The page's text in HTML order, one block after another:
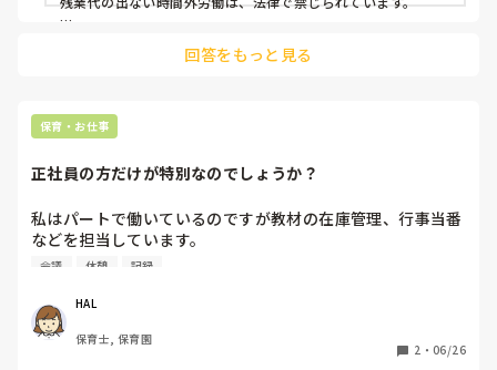
いつまでそんな考えで働かせているんですか？ヤバいです。
なんなら、自分で時間を見つけてやる！というのも上司のマネ
ジメント放棄になるので、書類の時間を設定するようにしてい
に相談して抜けることはあります。
その時間を自分で取れることがいいということでもないと思い
ます。
持ち帰るなら、残業代つけて残業のほうがいいですよね。
お疲れ様です。
回答をもっと見る
保育・お仕事
正社員の方だけが特別なのでしょうか？
私はパートで働いているのですが教材の在庫管理、行事当番
などを担当しています。
夕方は幼児、乳児それぞれで合同になるのでできればその時
せてくれません。
同じクラスの担任の先生はその時間子どもたちを一切見ずに
毎日事務仕事をしています。
私が在庫チェックに行こうとすると「クラスの先生1人はい
会議 休憩 記録
HAL
保育士, 保育園
2 ・ 06/26